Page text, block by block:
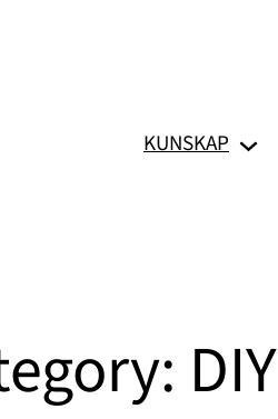
KUNSKAP
DIY